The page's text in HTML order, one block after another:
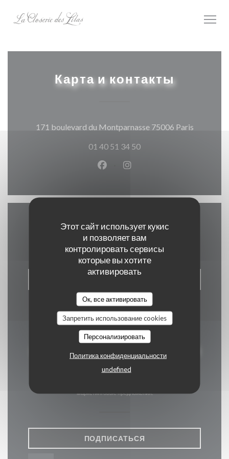
Этот сайт использует кукис
и позволяет вам
контролировать сервисы
которые вы хотите
активировать
Ок, все активировать
Запретить использование cookies
Персонализировать
Политика конфиденциальности
undefined
Карта и контакты
171 boulevard du Montparnasse 75006 Paris
01 40 51 34 50
Facebook ((открывается в
Instagram
Связь с нами
ЗАБРОНИРОВАТЬ СТОЛИК
Будьте в курсе новостей
*
маркетинговые предложения.
ПОДПИСАТЬСЯ